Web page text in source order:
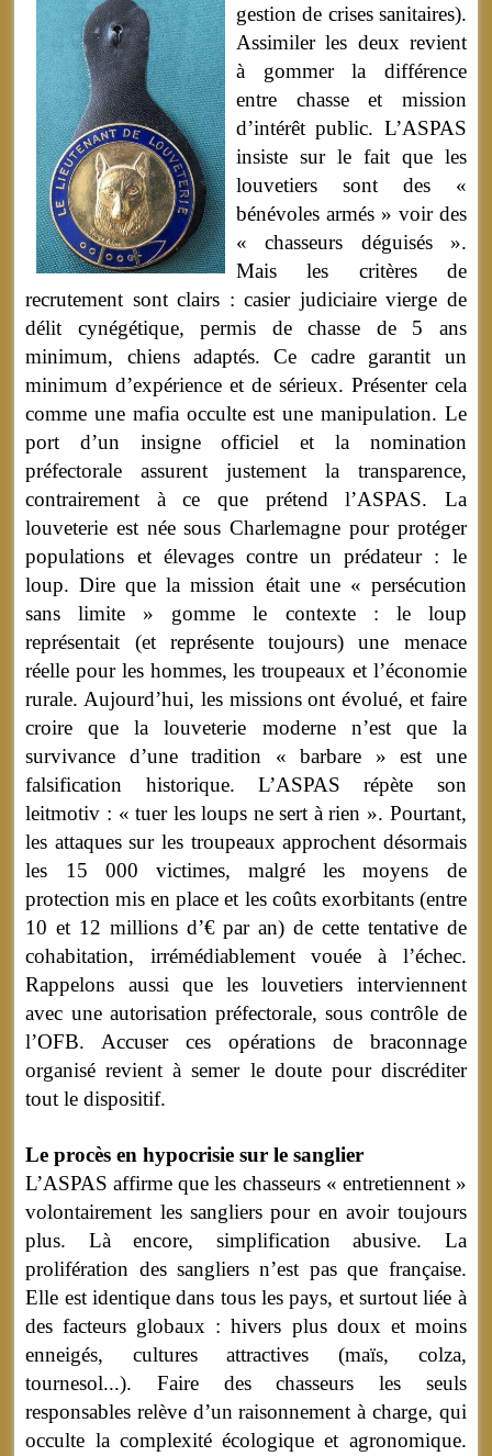
gestion de crises sanitaires).
Assimiler les deux revient
à gommer la différence
entre chasse et mission
d’intérêt public. L’ASPAS
insiste sur le fait que les
louvetiers sont des «
bénévoles armés » voir des
« chasseurs déguisés ».
Mais les critères de
recrutement sont clairs : casier judiciaire vierge de
délit cynégétique, permis de chasse de 5 ans
minimum, chiens adaptés. Ce cadre garantit un
minimum d’expérience et de sérieux. Présenter cela
comme une mafia occulte est une manipulation. Le
port d’un insigne officiel et la nomination
préfectorale assurent justement la transparence,
contrairement à ce que prétend l’ASPAS. La
louveterie est née sous Charlemagne pour protéger
populations et élevages contre un prédateur : le
loup. Dire que la mission était une « persécution
sans limite » gomme le contexte : le loup
représentait (et représente toujours) une menace
réelle pour les hommes, les troupeaux et l’économie
rurale. Aujourd’hui, les missions ont évolué, et faire
croire que la louveterie moderne n’est que la
survivance d’une tradition « barbare » est une
falsification historique. L’ASPAS répète son
leitmotiv : « tuer les loups ne sert à rien ». Pourtant,
les attaques sur les troupeaux approchent désormais
les 15 000 victimes, malgré les moyens de
protection mis en place et les coûts exorbitants (entre
10 et 12 millions d’€ par an) de cette tentative de
cohabitation, irrémédiablement vouée à l’échec.
Rappelons aussi que les louvetiers interviennent
avec une autorisation préfectorale, sous contrôle de
l’OFB. Accuser ces opérations de braconnage
organisé revient à semer le doute pour discréditer
tout le dispositif.
Le procès en hypocrisie sur le sanglier
L’ASPAS affirme que les chasseurs « entretiennent »
volontairement les sangliers pour en avoir toujours
plus. Là encore, simplification abusive. La
prolifération des sangliers n’est pas que française.
Elle est identique dans tous les pays, et surtout liée à
des facteurs globaux : hivers plus doux et moins
enneigés, cultures attractives (maïs, colza,
tournesol...). Faire des chasseurs les seuls
responsables relève d’un raisonnement à charge, qui
occulte la complexité écologique et agronomique.